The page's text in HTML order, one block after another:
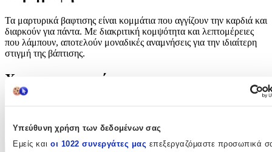
Υπεύθυνη χρήση των δεδομένων σας
Εμείς και οι 1022 συνεργάτες μας επεξεργαζόμαστε προσωπικά
Τα μαρτυρικά βαφτισης είναι κομμάτια που αγγίζουν την καρδιά και
διαρκούν για πάντα. Με διακριτική κομψότητα και λεπτομέρειες
που λάμπουν, αποτελούν μοναδικές αναμνήσεις για την ιδιαίτερη
στιγμή της βάπτισης.
Χαρακτηριστικά
Κατασκευαστής:
OEM